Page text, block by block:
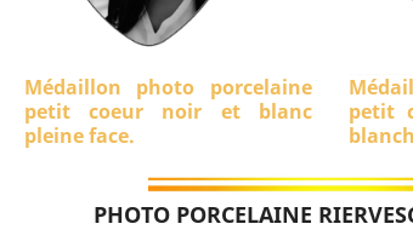
Médaillon photo porcelaine
petit coeur noir et blanc
pleine face.
petit
PHOTO PORCELAINE